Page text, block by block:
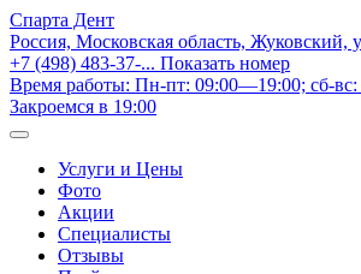
Спарта Дент
Россия, Московская область, Жуковский,
+7 (498) 483-37-... Показать номер
Время работы: Пн-пт: 09:00—19:00; сб-
Закроемся в 19:00
Услуги и Цены
Фото
Акции
Специалисты
Отзывы